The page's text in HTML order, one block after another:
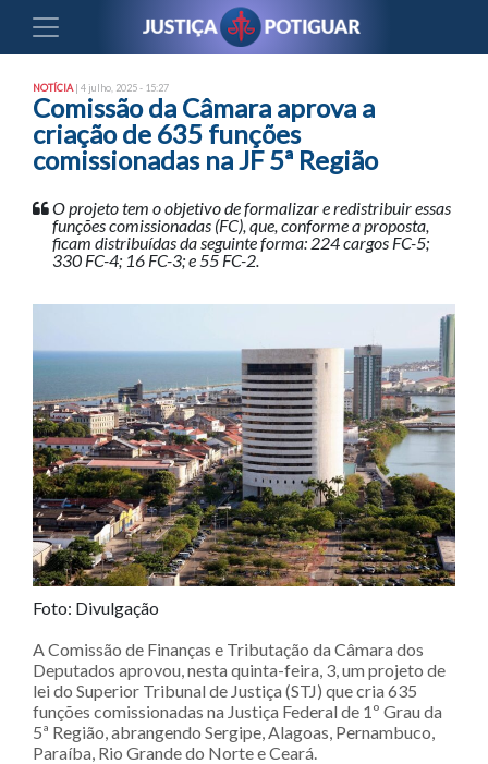
NOTÍCIA | 4 julho, 2025 - 15:27
Comissão da Câmara aprova a
criação de 635 funções
comissionadas na JF 5ª Região
O projeto tem o objetivo de formalizar e redistribuir essas
funções comissionadas (FC), que, conforme a proposta,
ficam distribuídas da seguinte forma: 224 cargos FC-5;
330 FC-4; 16 FC-3; e 55 FC-2.
Foto: Divulgação
A Comissão de Finanças e Tributação da Câmara dos
Deputados aprovou, nesta quinta-feira, 3, um projeto de
lei do Superior Tribunal de Justiça (STJ) que cria 635
funções comissionadas na Justiça Federal de 1º Grau da
5ª Região, abrangendo Sergipe, Alagoas, Pernambuco,
Paraíba, Rio Grande do Norte e Ceará.